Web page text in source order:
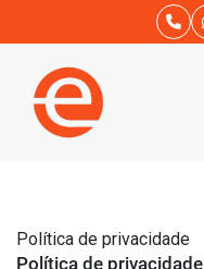
Política de privacidade
Política de privacidade